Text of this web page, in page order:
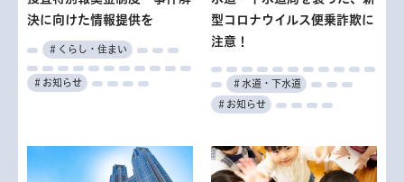
決に向けた情報提供を
＃くらし・住まい
＃お知らせ
型コロナウイルス便乗詐欺に
注意！
＃水道・下水道
＃お知らせ
アムコンサート 東大和・武
蔵野公演
＃文化・芸術
んなのスポーツ」
＃行財政
＃催し
とともに生きる」
＃高齢者・福祉
＃学ぶ
ラムオンライン開催
＃学ぶ
会
＃産業・仕事
＃働く
＃産業・仕事
＃子供・若者・教育
＃その他
出・公聴会傍聴
＃その他
アムコンサート 東大和・武
蔵野公演
＃文化・芸術
会
＃働く